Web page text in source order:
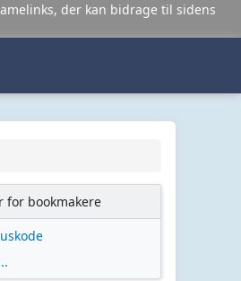
der kan bidrage til sidens
for bookmakere